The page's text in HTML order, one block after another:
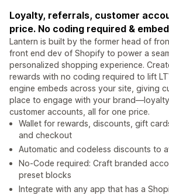
Loyalty, referrals, customer
price. No coding required &
Lantern is built by the former head of
front end dev of Shopify to power a
personalized shopping experience.
rewards with no coding required to lift
engine embeds across your site, giving
place to engage with your
customer accounts, all for one price.
Wallet for rewards, discounts, gift
and checkout
Automatic and codeless discounts to
No-Code required: Craft branded
preset blocks
Integrate with any app that has a